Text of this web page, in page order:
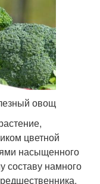
овощ
цветной
насыщенного
составу намного